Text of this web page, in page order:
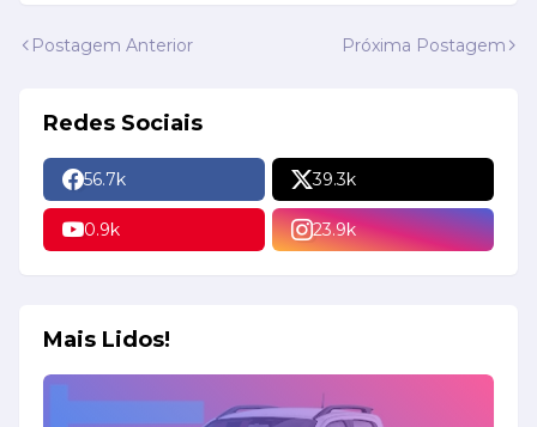
Postagem Anterior Próxima Postagem
Redes Sociais
56.7k 39.3k
0.9k 23.9k
Mais Lidos!